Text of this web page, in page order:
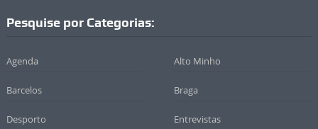
Pesquise por Categorias:
Agenda Alto Minho
Barcelos Braga
Desporto Entrevistas